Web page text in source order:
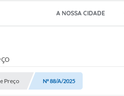
A NOSSA CIDADE
Preço Nº 88/A/2025